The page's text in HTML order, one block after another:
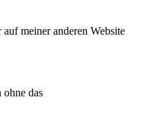
meiner anderen Website
das